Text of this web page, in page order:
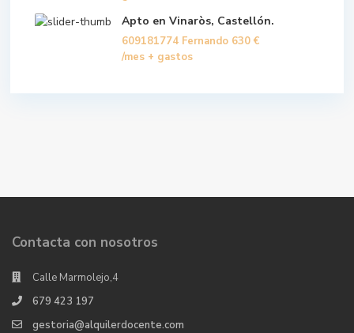
Apto en Vinaròs, Castellón.
609181774 Fernando 630 €
/mes + gastos
Contacta con nosotros
Calle Marmolejo,4
679 423 197
gestoria@alquilerdocente.com